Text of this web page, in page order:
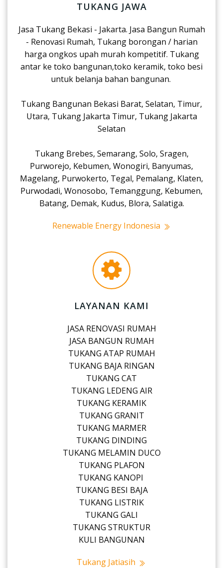
TUKANG JAWA
Jasa Tukang Bekasi - Jakarta. Jasa Bangun Rumah
- Renovasi Rumah, Tukang borongan / harian
harga ongkos upah murah kompetitif. Tukang
antar ke toko bangunan,toko keramik, toko besi
untuk belanja bahan bangunan.
Tukang Bangunan Bekasi Barat, Selatan, Timur,
Utara, Tukang Jakarta Timur, Tukang Jakarta
Selatan
Tukang Brebes, Semarang, Solo, Sragen,
Purworejo, Kebumen, Wonogiri, Banyumas,
Magelang, Purwokerto, Tegal, Pemalang, Klaten,
Purwodadi, Wonosobo, Temanggung, Kebumen,
Batang, Demak, Kudus, Blora, Salatiga.
Renewable Energy Indonesia
LAYANAN KAMI
JASA RENOVASI RUMAH
JASA BANGUN RUMAH
TUKANG ATAP RUMAH
TUKANG BAJA RINGAN
TUKANG CAT
TUKANG LEDENG AIR
TUKANG KERAMIK
TUKANG GRANIT
TUKANG MARMER
TUKANG DINDING
TUKANG MELAMIN DUCO
TUKANG PLAFON
TUKANG KANOPI
TUKANG BESI BAJA
TUKANG LISTRIK
TUKANG GALI
TUKANG STRUKTUR
KULI BANGUNAN
Tukang Jatiasih